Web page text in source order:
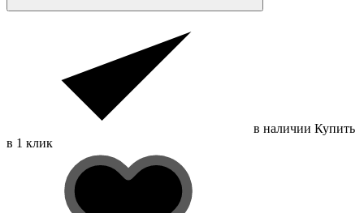
в наличии Купить
в 1 клик